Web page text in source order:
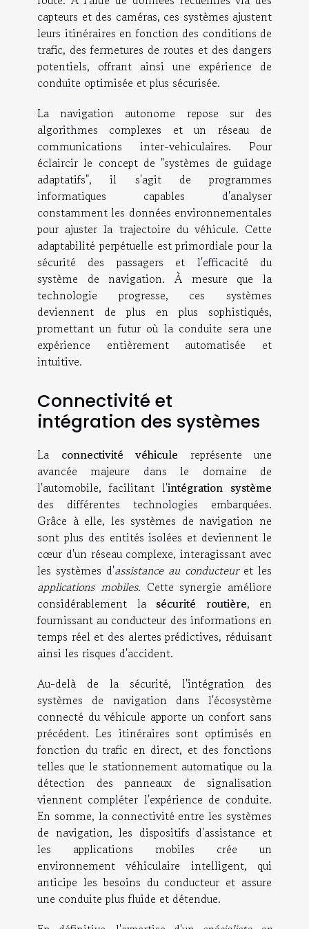
capteurs et des caméras, ces systèmes ajustent
leurs itinéraires en fonction des conditions de
trafic, des fermetures de routes et des dangers
potentiels, offrant ainsi une expérience de
conduite optimisée et plus sécurisée.
La navigation autonome repose sur des
algorithmes complexes et un réseau de
communications inter-vehiculaires. Pour
éclaircir le concept de "systèmes de guidage
adaptatifs", il s'agit de programmes
informatiques capables d'analyser
constamment les données environnementales
pour ajuster la trajectoire du véhicule. Cette
adaptabilité perpétuelle est primordiale pour la
sécurité des passagers et l'efficacité du
système de navigation. À mesure que la
technologie progresse, ces systèmes
deviennent de plus en plus sophistiqués,
promettant un futur où la conduite sera une
expérience entièrement automatisée et
intuitive.
Connectivité et
intégration des systèmes
La connectivité véhicule représente une
avancée majeure dans le domaine de
l'automobile, facilitant l'intégration système
des différentes technologies embarquées.
Grâce à elle, les systèmes de navigation ne
sont plus des entités isolées et deviennent le
cœur d'un réseau complexe, interagissant avec
les systèmes d'assistance au conducteuret les
applications mobiles. Cette synergie améliore
considérablement la sécurité routière, en
fournissant au conducteur des informations en
temps réel et des alertes prédictives, réduisant
ainsi les risques d'accident.
Au-delà de la sécurité, l'intégration des
systèmes de navigation dans l'écosystème
connecté du véhicule apporte un confort sans
précédent. Les itinéraires sont optimisés en
fonction du trafic en direct, et des fonctions
telles que le stationnement automatique ou la
détection des panneaux de signalisation
viennent compléter l'expérience de conduite.
En somme, la connectivité entre les systèmes
de navigation, les dispositifs d'assistance et
les applications mobiles crée un
environnement véhiculaire intelligent, qui
anticipe les besoins du conducteur et assure
une conduite plus fluide et détendue.